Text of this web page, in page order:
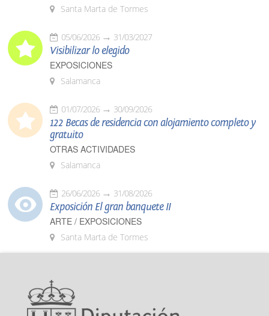
Santa Marta de Tormes
05/06/2026 31/03/2027
Visibilizar lo elegido
EXPOSICIONES
Salamanca
01/07/2026 30/09/2026
122 Becas de residencia con alojamiento completo y
gratuito
OTRAS ACTIVIDADES
Salamanca
26/06/2026 31/08/2026
Exposición El gran banquete II
ARTE / EXPOSICIONES
Santa Marta de Tormes